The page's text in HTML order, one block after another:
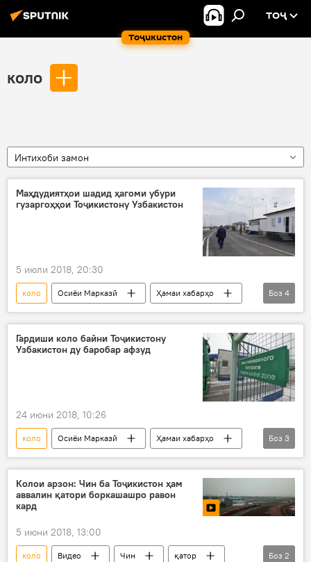
Тоҷикистон
ТОҶ
коло
Интихоби замон
Маҳдудиятҳои шадид ҳагоми убури
гузаргоҳҳои Тоҷикистону Узбакистон
5 июли 2018, 20:30
коло Осиёи Марказӣ
Ҳамаи хабарҳо
Ӯзбекистон
гузаргоҳ
маҳдудият
Дар Тоҷикистон
Боз 4
Гардиши коло байни Тоҷикистону
Узбакистон ду баробар афзуд
24 июни 2018, 10:26
коло Осиёи Марказӣ
Ҳамаи хабарҳо
Ӯзбекистон
гардиш
Дар Тоҷикистон
Боз 3
Колои арзон: Чин ба Тоҷикистон ҳам
аввалин қатори боркашашро равон
кард
5 июни 2018, 13:00
коло Видео Чин
қатор
Боз 2